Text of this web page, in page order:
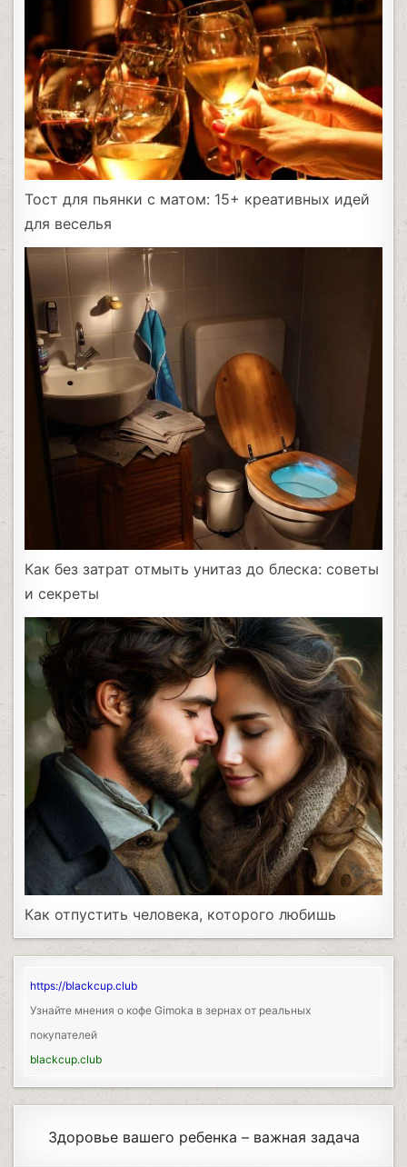
Тост для пьянки с матом: 15+ креативных идей
для веселья
Как без затрат отмыть унитаз до блеска: советы
и секреты
Как отпустить человека, которого любишь
https://blackcup.club
Узнайте мнения о кофе Gimoka в зернах от реальных
покупателей
blackcup.club
Здоровье вашего ребенка – важная задача